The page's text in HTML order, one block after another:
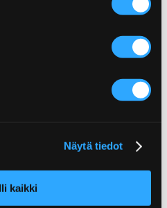
Näytä tiedot
kaikki
oma uutiskirje, joka
tuoteuutuudet, mainiot
kesken säännöllisesti
– olet mukana
makujen metsästäjien